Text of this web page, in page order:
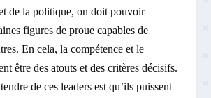
de la politique, on doit pouvoir
figures de proue capables de
En cela, la compétence et le
être des atouts et des critères décisifs.
de ces leaders est qu’ils puissent